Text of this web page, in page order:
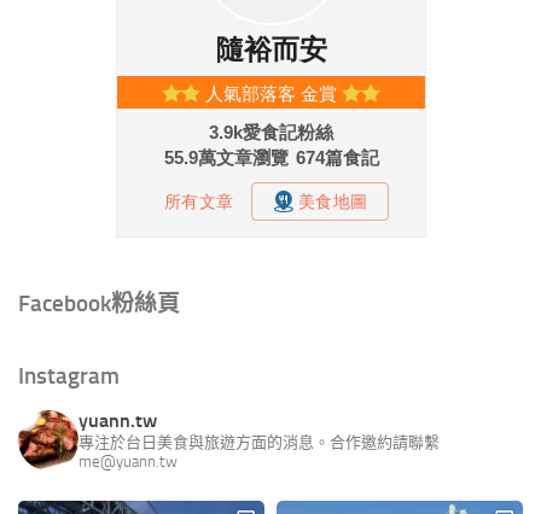
Facebook粉絲頁
Instagram
yuann.tw
專注於台日美食與旅遊方面的消息。合作邀約請聯繫
me@yuann.tw